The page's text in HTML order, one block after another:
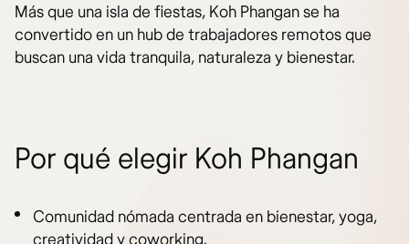
Más que una isla de fiestas, Koh Phangan se ha
convertido en un hub de trabajadores remotos que
buscan una vida tranquila, naturaleza y bienestar.
Por qué elegir Koh Phangan
Comunidad nómada centrada en bienestar, yoga,
creatividad y coworking.